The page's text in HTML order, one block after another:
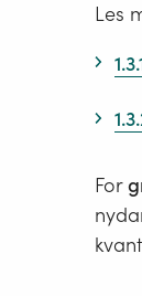
Les
For